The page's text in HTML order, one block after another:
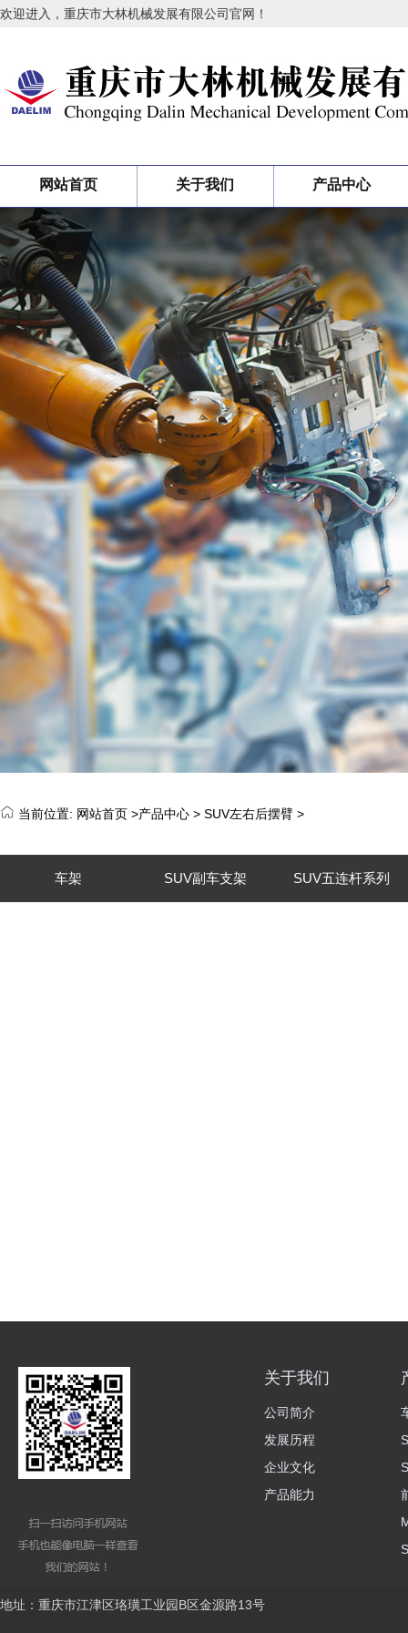
欢迎进入，重庆市大林机械发展有限公司官网！
网站首页 关于我们 产品中心
当前位置: 网站首页 >产品中心 > SUV左右后摆臂 >
车架 SUV副车支架 SUV五连杆系列
关于我们
公司简介
发展历程
企业文化
产品能力
地址：重庆市江津区珞璜工业园B区金源路13号